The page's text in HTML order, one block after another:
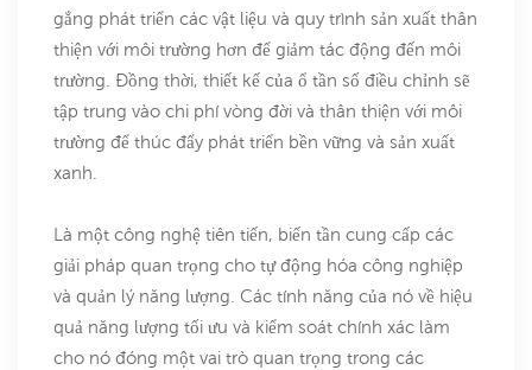
gắng phát triển các vật liệu và quy trình sản xuất thân
thiện với môi trường hơn để giảm tác động đến môi
trường. Đồng thời, thiết kế của ổ tần số điều chỉnh sẽ
tập trung vào chi phí vòng đời và thân thiện với môi
trường để thúc đẩy phát triển bền vững và sản xuất
xanh.
Là một công nghệ tiên tiến, biến tần cung cấp các
giải pháp quan trọng cho tự động hóa công nghiệp
và quản lý năng lượng. Các tính năng của nó về hiệu
quả năng lượng tối ưu và kiểm soát chính xác làm
cho nó đóng một vai trò quan trọng trong các